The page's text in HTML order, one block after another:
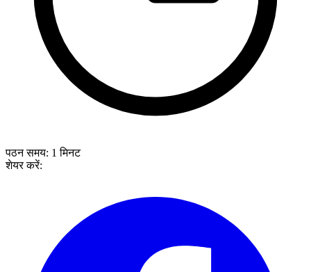
पठन समय: 1 मिनट
शेयर करें: